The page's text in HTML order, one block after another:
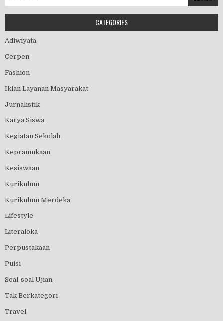
CATEGORIES
Adiwiyata
Cerpen
Fashion
Iklan Layanan Masyarakat
Jurnalistik
Karya Siswa
Kegiatan Sekolah
Kepramukaan
Kesiswaan
Kurikulum
Kurikulum Merdeka
Lifestyle
Literaloka
Perpustakaan
Puisi
Soal-soal Ujian
Tak Berkategori
Travel